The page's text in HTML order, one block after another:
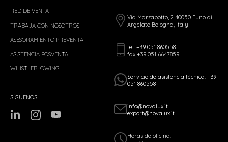
RED DE VENTA
TRABAJA CON NOSOTROS
ASESORAMIENTO PREVENTA
ASISTENCIA POSVENTA
WHISTLEBLOWING
Via Marzabotto, 2 40050 Funo di
Argelato Bologna, Italy
tel: +39 051 860558
fax +39 051 6647859
Servicio de asistencia técnica: +39
051 860558
info@novalux.it
export@novalux.it
Horas de oficina:
SÍGUENOS